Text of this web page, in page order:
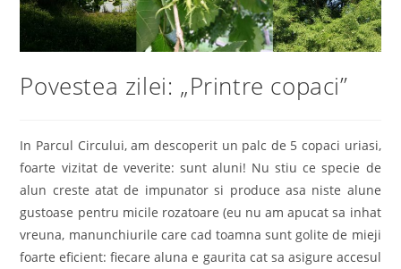
Povestea zilei: „Printre copaci”
In Parcul Circului, am descoperit un palc de 5 copaci uriasi,
foarte vizitat de veverite: sunt aluni! Nu stiu ce specie de
alun creste atat de impunator si produce asa niste alune
gustoase pentru micile rozatoare (eu nu am apucat sa inhat
vreuna, manunchiurile care cad toamna sunt golite de mieji
foarte eficient: fiecare aluna e gaurita cat sa asigure accesul